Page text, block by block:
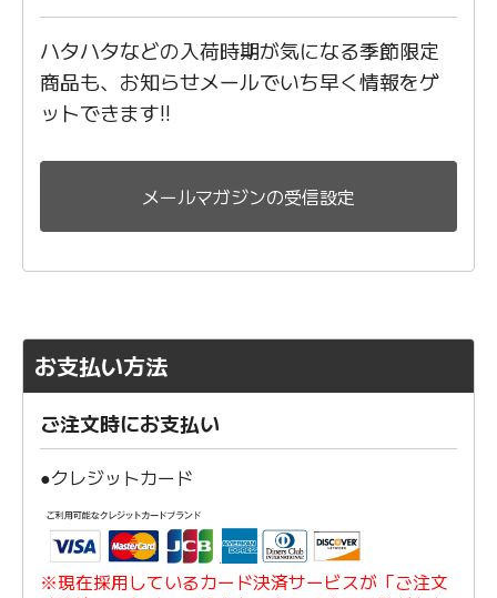
ハタハタなどの入荷時期が気になる季節限定
商品も、お知らせメールでいち早く情報をゲ
ットできます!!
メールマガジンの受信設定
お支払い方法
ご注文時にお支払い
●クレジットカード
※現在採用しているカード決済サービスが「ご注文